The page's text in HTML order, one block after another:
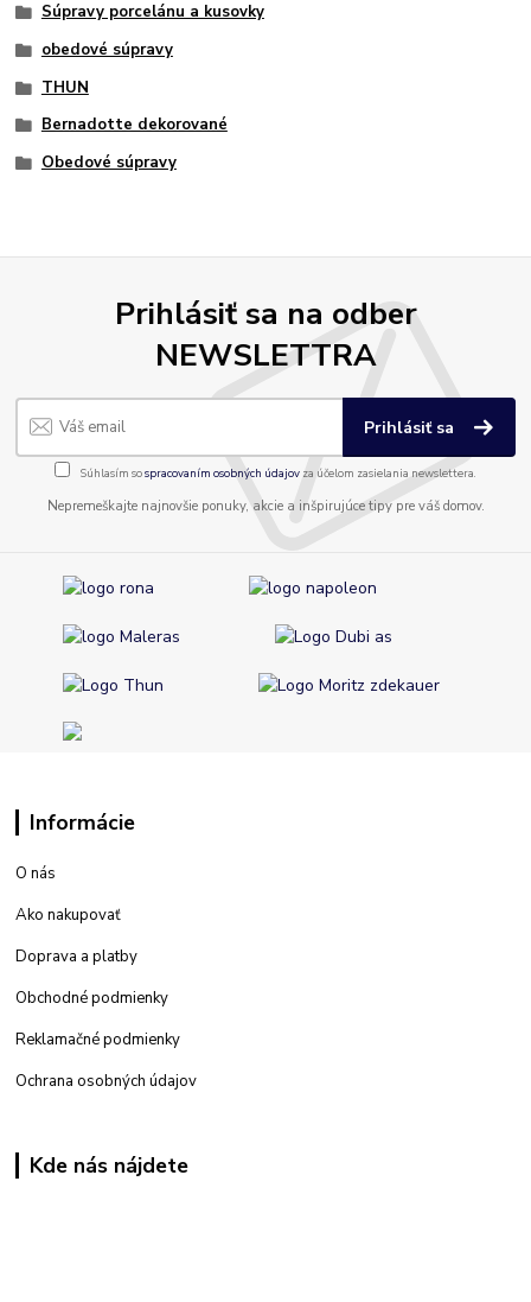
Súpravy porcelánu a kusovky
obedové súpravy
THUN
Bernadotte dekorované
Obedové súpravy
Prihlásiť sa na odber
NEWSLETTRA
Prihlásiť sa
Súhlasím sospracovaním osobných údajov za účelom zasielania newslettera.
Nepremeškajte najnovšie ponuky, akcie a inšpirujúce tipy pre váš domov.
Informácie
O nás
Ako nakupovať
Doprava a platby
Obchodné podmienky
Reklamačné podmienky
Ochrana osobných údajov
Kde nás nájdete